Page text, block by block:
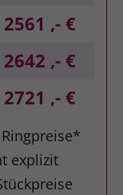
2561 ,- €
2642 ,- €
2721 ,- €
explizit